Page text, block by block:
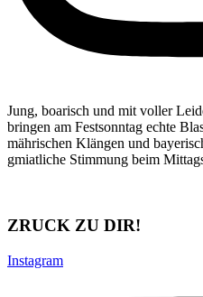
Jung, boarisch und mit voller
bringen am Festsonntag echte
mährischen Klängen und
gmiatliche Stimmung beim
ZRUCK ZU DIR!
Instagram